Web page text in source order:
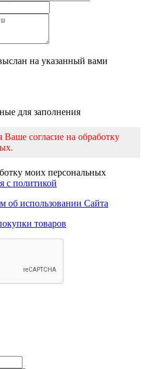
на указанный вами
для заполнения
Ваше согласие на обработку
моих персональных
с политикой
об использовании Сайта
товаров